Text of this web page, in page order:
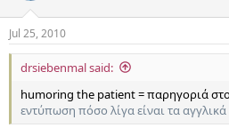
s
t
a
r
t
e
r
a
e
Jul 25, 2010
drsiebenmal said:
humoring the patient = παρηγοριά
εντύπωση πόσο λίγα είναι τα